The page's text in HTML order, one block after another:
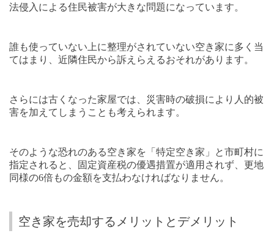
法侵入による住民被害が大きな問題になっています。
誰も使っていない上に整理がされていない空き家に多く当
てはまり、近隣住民から訴えらえるおそれがあります。
さらには古くなった家屋では、災害時の破損により人的被
害を加えてしまうことも考えられます。
そのような恐れのある空き家を「特定空き家」と市町村に
指定されると、固定資産税の優遇措置が適用されず、更地
同様の6倍もの金額を支払わなければなりません。
空き家を売却するメリットとデメリット